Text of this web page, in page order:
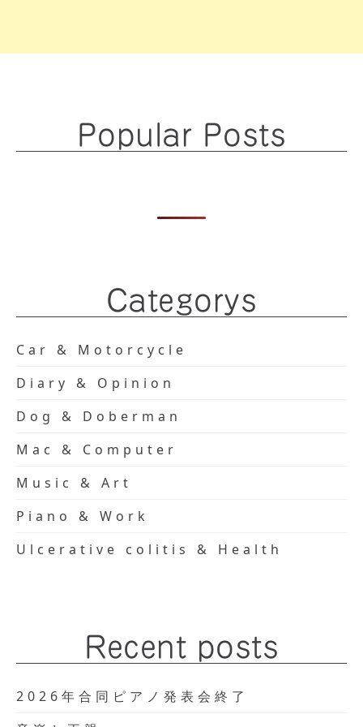
Popular Posts
Categorys
Car & Motorcycle
Diary & Opinion
Dog & Doberman
Mac & Computer
Music & Art
Piano & Work
Ulcerative colitis & Health
Recent posts
2026年合同ピアノ発表会終了